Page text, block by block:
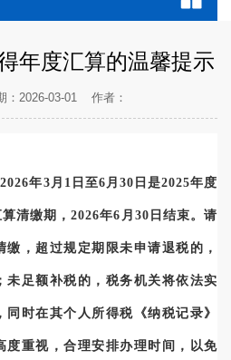
年度汇算的温馨提示
：2026-03-01 作者：
2026年3月1日至6月30日是2025年度
清缴期 ，2026年6月30日结束。请
，超过规定期限未申请退税的，
未足额补税的，税务机关将依法实
时在其个人所得税《纳税记录》
度重视，合理安排办理时间，以免